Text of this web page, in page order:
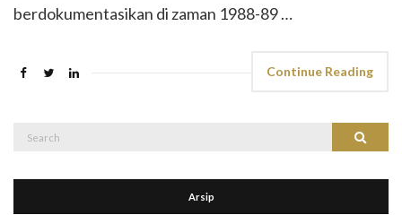
berdokumentasikan di zaman 1988-89 …
Continue Reading
Search
Arsip